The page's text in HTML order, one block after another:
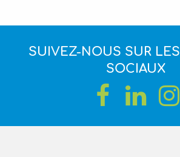
SUIVEZ-NOUS SUR
SOCIAUX